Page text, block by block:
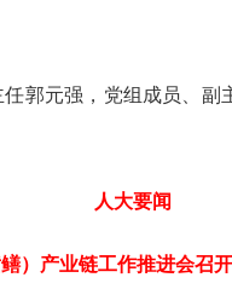
郭元强，党组成员、
人大要闻
）产业链工作推进会召开